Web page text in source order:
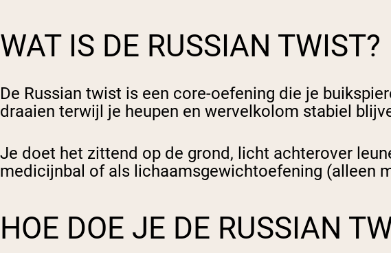
WAT IS DE RUSSIAN TWIST?
De Russian twist is een core-oefening die je
draaien terwijl je heupen en wervelkolom stabiel
Je doet het zittend op de grond, licht achterover
medicijnbal of als lichaamsgewichtoefening (alleen
HOE DOE JE DE RUSSIAN